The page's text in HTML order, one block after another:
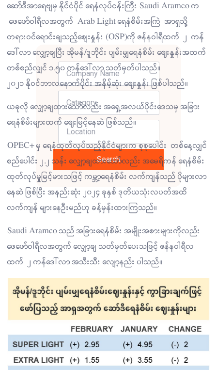
Search
ဆော်ဒီအာရေဗျမှ နိုင်ငံပိုင် ရေနံလုပ်ငန်းကြီး Saudi Aramco က
ဖေဖော်ဝါရီလအတွက် Arab Light ရေနံစိမ်းအကြဲ အာရှသို့
တရားဝင်ရောင်းချသည့်စျေးနှုန်း (OSP)ကို ဇန်နဝါရီထက် ၂ ကန်
ဒေါ်လာ လျှော့ချပြီး အိုမန်/ဒူဘိုင်း ပျမ်းမျှရေနံစိမ်း ဈေးနှုန်းအထက်
တစ်စည်လျှင် ၁.၅၀ ကန်ဒေါ်လာ သတ်မှတ်ပါသည်။
၂၀၂၁ နိုဝင်ဘာလနောက်ပိုင်း အနိမ့်ဆုံး ဈေးနှုန်း ဖြစ်ပါသည်။
ယခုလို လျှော့ချထားသော်လည်း အရှေ့အလယ်ပိုင်းဒေသမှ အခြား
ရေနံစိမ်းများထက် ဈေးမြင့်နေဆဲ ဖြစ်သည်။
OPEC+ မှ ရေနံထုတ်လုပ်သည့်နိုင်ငံများက စုစုပေါင်း တစ်နေ့လျှင်
စည်ပေါင်း ၂.၂ သန်း လျှော့ချထားသော်လည်း အမေရိကန် ရေနံစိမ်း
ထုတ်လုပ်မှုမြင့်မားသဖြင့် ကမ္ဘာ့ရေနံစိမ်း လက်ကျန်သည် ပိုများလာ
နေဆဲ ဖြစ်ပြီး အနည်းဆုံး ၂၀၂၄ ခုနှစ် ဒုတိယသုံးလပတ်အထိ
လက်ကျန် များနေဦးမည်ဟု ခန့်မှန်းထားကြသည်။
Saudi Aramco သည် အခြားရေနံစိမ်း အမျိုးအစားများကိုလည်း
ဖေဖော်ဝါရီလအတွက် လျှော့ချ သတ်မှတ်ပေးသဖြင့် ဇန်နဝါရီလ
ထက် ၂ ကန်ဒေါ်လာ အသီးသီး လျော့နည်း ပါသည်။